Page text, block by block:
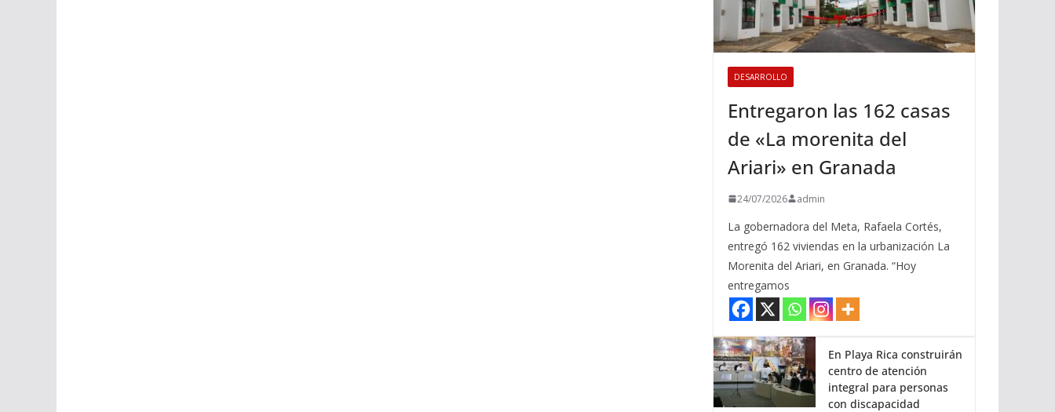
DESARROLLO
Entregaron las 162 casas
de «La morenita del
Ariari» en Granada
24/07/2026 admin
La gobernadora del Meta, Rafaela Cortés,
entregó 162 viviendas en la urbanización La
Morenita del Ariari, en Granada. “Hoy
entregamos
En Playa Rica construirán
centro de atención
integral para personas
con discapacidad